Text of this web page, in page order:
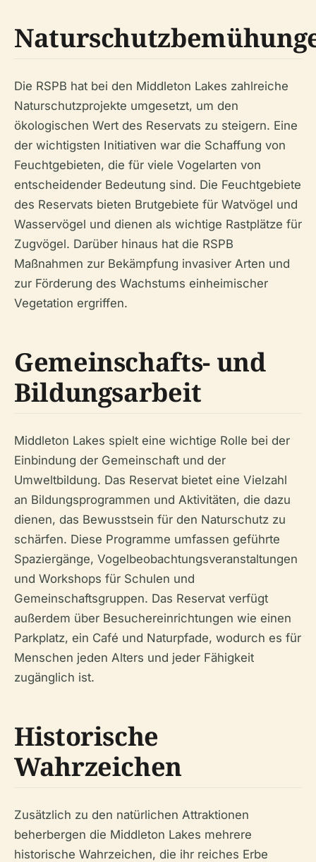
Die RSPB hat bei den Middleton Lakes zahlreiche
Naturschutzprojekte umgesetzt, um den
ökologischen Wert des Reservats zu steigern. Eine
der wichtigsten Initiativen war die Schaffung von
Feuchtgebieten, die für viele Vogelarten von
entscheidender Bedeutung sind. Die Feuchtgebiete
des Reservats bieten Brutgebiete für Watvögel und
Wasservögel und dienen als wichtige Rastplätze für
Zugvögel. Darüber hinaus hat die RSPB
Maßnahmen zur Bekämpfung invasiver Arten und
zur Förderung des Wachstums einheimischer
Vegetation ergriffen.
Gemeinschafts- und
Bildungsarbeit
Middleton Lakes spielt eine wichtige Rolle bei der
Einbindung der Gemeinschaft und der
Umweltbildung. Das Reservat bietet eine Vielzahl
an Bildungsprogrammen und Aktivitäten, die dazu
dienen, das Bewusstsein für den Naturschutz zu
schärfen. Diese Programme umfassen geführte
Spaziergänge, Vogelbeobachtungsveranstaltungen
und Workshops für Schulen und
Gemeinschaftsgruppen. Das Reservat verfügt
außerdem über Besuchereinrichtungen wie einen
Parkplatz, ein Café und Naturpfade, wodurch es für
Menschen jeden Alters und jeder Fähigkeit
zugänglich ist.
Historische
Wahrzeichen
Zusätzlich zu den natürlichen Attraktionen
beherbergen die Middleton Lakes mehrere
historische Wahrzeichen, die ihr reiches Erbe